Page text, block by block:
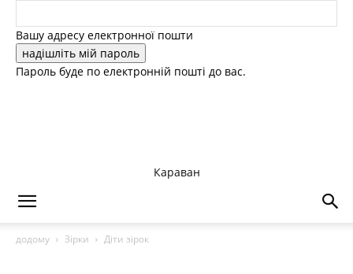
Вашу адресу електронної пошти
Пароль буде по електронній пошті до вас.
Караван
додому Зірки Діти зірок